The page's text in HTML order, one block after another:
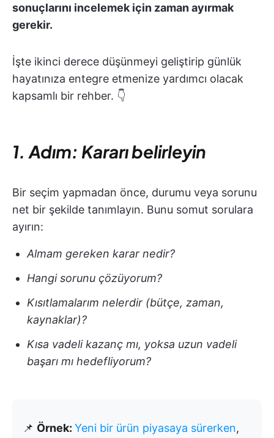
sonuçlarını incelemek için zaman ayırmak
gerekir.
İşte ikinci derece düşünmeyi geliştirip günlük
hayatınıza entegre etmenize yardımcı olacak
kapsamlı bir rehber. 👇
1. Adım: Kararı belirleyin
Bir seçim yapmadan önce, durumu veya sorunu
net bir şekilde tanımlayın. Bunu somut sorulara
ayırın:
Almam gereken karar nedir?
Hangi sorunu çözüyorum?
Kısıtlamalarım nelerdir (bütçe, zaman,
kaynaklar)?
Kısa vadeli kazanç mı, yoksa uzun vadeli
başarı mı hedefliyorum?
📌 Örnek: Yeni bir ürün piyasaya sürerken,